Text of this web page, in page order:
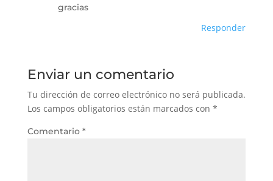
gracias
Responder
Enviar un comentario
Tu dirección de correo electrónico no será publicada.
Los campos obligatorios están marcados con *
Comentario *